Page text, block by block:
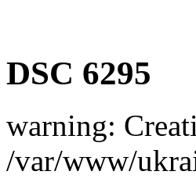
DSC 6295
warning:
/var/www/